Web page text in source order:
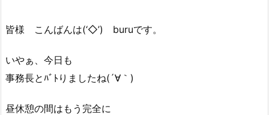
皆様 こんばんは(‘◇’)ゞburuです。
いやぁ、今日も
事務長とﾊﾞﾄりましたね(´∀｀)
昼休憩の間はもう完全に